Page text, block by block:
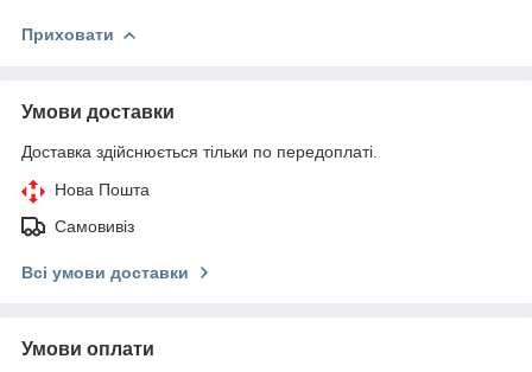
Приховати
Умови доставки
Доставка здійснюється тільки по передоплаті.
Нова Пошта
Самовивіз
Всі умови доставки
Умови оплати